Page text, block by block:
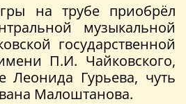
на трубе приобрёл
музыкальной
государственной
П.И. Чайковского,
Леонида Гурьева, чуть
Малоштанова.